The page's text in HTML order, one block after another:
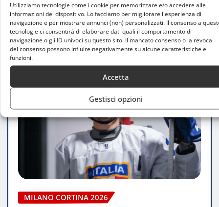
Utilizziamo tecnologie come i cookie per memorizzare e/o accedere alle
informazioni del dispositivo. Lo facciamo per migliorare l'esperienza di
navigazione e per mostrare annunci (non) personalizzati. Il consenso a
tecnologie ci consentirà di elaborare dati quali il comportamento di
navigazione o gli ID univoci su questo sito. Il mancato consenso o la revoca
del consenso possono influire negativamente su alcune caratteristiche e
funzioni.
Accetta
Gestisci opzioni
LEGGI TUTTO
MILANO CORTINA 2026